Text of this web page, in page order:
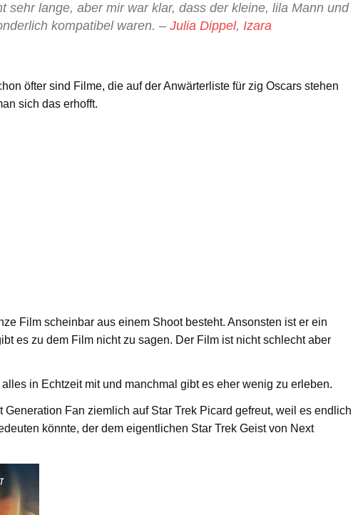
sehr lange, aber mir war klar, dass der kleine, lila Mann und
kompatibel waren. –Julia Dippel,Izara
öfter sind Filme, die auf der Anwärterliste für zig Oscars stehen
sich das erhofft.
Film scheinbar aus einem Shoot besteht. Ansonsten ist er ein
es zu dem Film nicht zu sagen. Der Film ist nicht schlecht aber
in Echtzeit mit und manchmal gibt es eher wenig zu erleben.
Generation Fan ziemlich auf Star Trek Picard gefreut, weil es endlich
könnte, der dem eigentlichen Star Trek Geist von Next